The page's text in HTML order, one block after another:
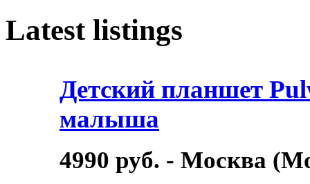
Latest listings
Детский планшет
малыша
4990 руб. - Москва